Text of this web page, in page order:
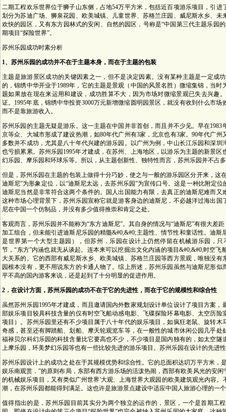
二期工程欢乐世界位于狮子山东侧，占地54万平方米，包括近百项游乐项目，引
划分为苏迪广场、狮泉花园、欧美城镇、儿童世界、苏格兰庄园、威尼斯水乡、
欢快的园区，又有东方园林式的安闲、自然的园区，号称是“中国第三代主题乐园
期项目“探险世界”。
苏州乐园成功时素分析
1、苏州乐园的成功并不在于主题本身，而在于主题的包装
主题是旅游景区成功的关键因素之一，但不是决定因素。没有某种主题是一定成
的，锦绣中华开业于1989年，它的主题是景观（中国的风景名胜）微缩集锦，当
题如果放在现在来运用和建设，成功胜算不大，因为市场对微缩景观已失去兴趣
证。1995年底，锦绣中华投资3000万元新增微缩圆明园景区，就没有收到什么市
而不是靠旅游收入。
苏州乐园的主题无疑是游乐。这一主题在中国并非首创，而且并不少见。早在
京等众、大城市形成了建设热潮，如80年代广州有3家，北京也有3家。90年代广
多数并不成功，尤其是八十年代兴建的游乐园。以广州为例，中山长江乐园和深
也亏损累累。苏州乐园1995年才建成，在苏州、上海地区，以游乐为主题的新景
幻乐园、摩乐园和环球乐等。所以，从主题创新性、独特性而言，苏州乐园并不占
但是，苏州乐园在主题的包装上做得十分巧妙，使之与一般的游乐园区分开来，这
迪斯尼”为形象定位，以“迪斯尼太远，去苏州乐园”为宣传口号。这是一种比附定
迪斯尼当然是非常符合这两个条件的。国人出国能力有限，去真正的迪斯尼难而
这种市场心理背景下，苏州乐园宣称它就是游客身边的迪斯尼，不必越洋过海出
尼在中国一个仿制品，并没有多少值得推崇和肯定之处。
客观而言，苏州乐园并不能称为“东方迪斯尼”。其自身的情况与“迪斯尼”有很大差
加工组合，但未能引进迪斯尼乐园的精髓&#0;&#0;主题性、情节性和童话性。迪
是世界第一个大型主题园），但苏州．乐园在设计上仍然停留在机械游乐园，
节，“东方”内涵也就无从谈起。连本来可以挖掘出文化内涵的项目&#0;&#0;时空
大关系的。它的西部有威尼斯水乡、欧美城镇、苏格兰庄园等西方景观，唯独没
园根本没有，更不用说东方的卡通人物了。综上所述，苏州乐园虽然与迪斯尼形
平不高的国内游客来说，还是起到了十分明显的促进作用。
2．在设计方面，苏州乐园的成功不在于它的先进性，而在于它的规模性和综合性
虽然苏州乐园1995年才建成，而且邀请国内外数家规划设计单位设计了项目方案
部娱乐项目较具科技含量的仅有时空飞船动感电影、飞碟探险环幕电影、太空历
项目）。苏州乐园里还有不少项目属于八十年代的娱乐项目，如疯狂老鼠、旋转
奇感，甚至还有脚踏船、划船、摩天轮观览车等，在一般性的城市休闲公园几乎
福禄贝尔科幻乐园的科技含量比它要高也不少，不少项目是国内独有的，如太空
上摩乐园，环美梦幻乐园等也有一些比较先进的游乐项目。苏州乐园在设计的先进
苏州乐园设计上的成功之处在于其规模优势和综合性。它的总面积达叨万平方米，
娱乐南观赏．”的原则布局，东部有西方游乐场的活泼热闹，西部有欧美风光的安
的机械娱乐项目，又有类似广州世界'大观、上海世界大观园的欧美建筑观光内容
潮，在苏州乐园都能得到满足。这也许是旅游景点建设中适应中国人旅游心理的一
值得指出的是，苏州乐园目前其实分为两个独立的运作的，景区，一个是首期工